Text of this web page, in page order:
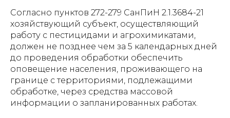
Согласно пунктов 272-279 СанПиН 2.1.3684-21
хозяйствующий субъект, осуществляющий
работу с пестицидами и агрохимикатами,
должен не позднее чем за 5 календарных дней
до проведения обработки обеспечить
оповещение населения, проживающего на
границе с территориями, подлежащими
обработке, через средства массовой
информации о запланированных работах.